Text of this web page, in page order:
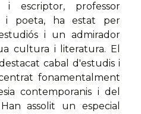
i escriptor, professor
i poeta, ha estat per
i un admirador
cultura i literatura. El
cabal d'estudis i
fonamentalment
contemporanis i del
assolit un especial